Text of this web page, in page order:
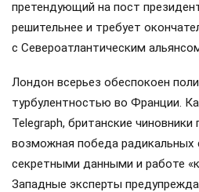
претендующий на пост
решительнее и требует
с Североатлантическим
Лондон всерьез обеспокоен
турбулентностью во Франции.
Telegraph, британские
возможная победа радикальных
секретными данными и работе
Западные эксперты